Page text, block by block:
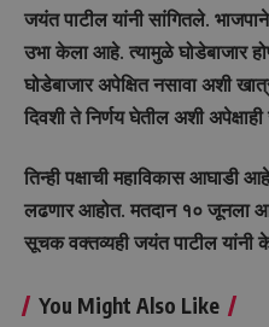
जयंत पाटील यांनी सांगितले.
उभा केला आहे. त्यामुळे घोडेबाजार
घोडेबाजार अपेक्षित नसावा अशी
दिवशी ते निर्णय घेतील अशी
तिन्ही पक्षाची महाविकास आघाडी
लढणार आहोत. मतदान १० जूनला
सूचक वक्तव्यही जयंत पाटील यांनी
You Might Also Like